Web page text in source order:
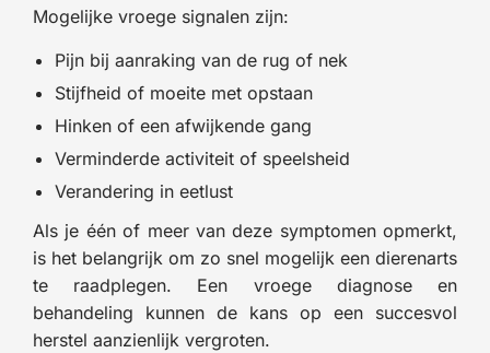
Mogelijke vroege signalen zijn:
Pijn bij aanraking van de rug of nek
Stijfheid of moeite met opstaan
Hinken of een afwijkende gang
Verminderde activiteit of speelsheid
Verandering in eetlust
Als je één of meer van deze symptomen opmerkt,
is het belangrijk om zo snel mogelijk een dierenarts
te raadplegen. Een vroege diagnose en
behandeling kunnen de kans op een succesvol
herstel aanzienlijk vergroten.